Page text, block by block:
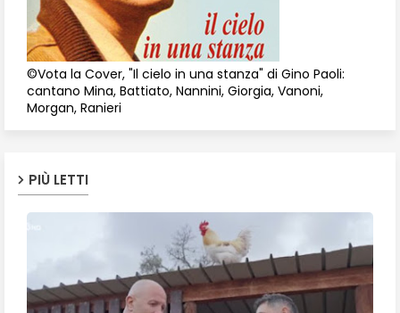
©Vota la Cover, "Il cielo in una stanza" di Gino Paoli:
cantano Mina, Battiato, Nannini, Giorgia, Vanoni,
Morgan, Ranieri
PIÙ LETTI